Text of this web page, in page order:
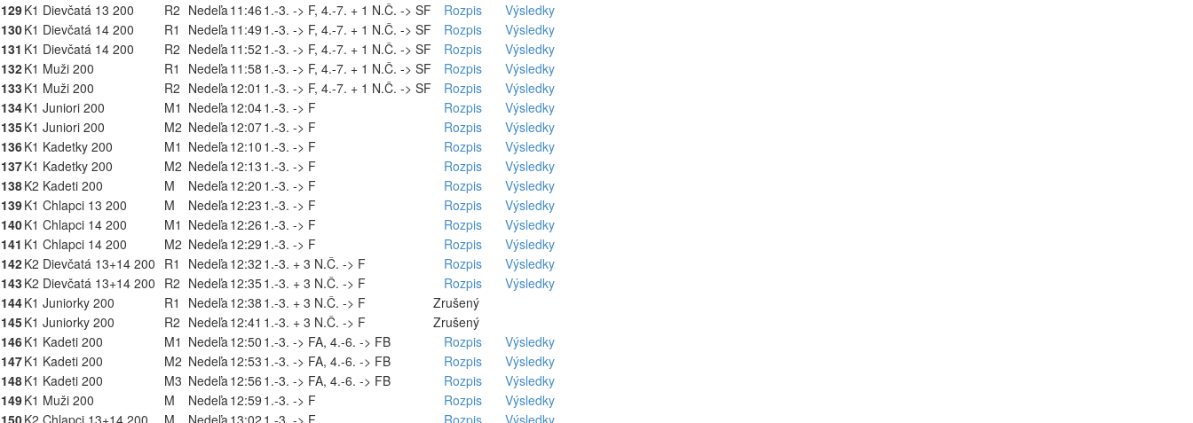
129K1 Dievčatá 13 200 R2 Nedeľa11:46 1.-3. -> F, 4.-7. + 1 N.Č. -> SF Rozpis
Výsledky
130K1 Dievčatá 14 200 R1 Nedeľa11:49 1.-3. -> F, 4.-7. + 1 N.Č. -> SF Rozpis
Výsledky
131 K1 Dievčatá 14 200 R2 Nedeľa11:52 1.-3. -> F, 4.-7. + 1 N.Č. -> SF Rozpis
Výsledky
132K1 Muži 200 R1 Nedeľa11:58 1.-3. -> F, 4.-7. + 1 N.Č. -> SF Rozpis
Výsledky
133K1 Muži 200 R2 Nedeľa12:01 1.-3. -> F, 4.-7. + 1 N.Č. -> SF Rozpis
Výsledky
134K1 Juniori 200 M1 Nedeľa12:041.-3. -> F Rozpis
Výsledky
135K1 Juniori 200 M2 Nedeľa12:071.-3. -> F Rozpis
Výsledky
136K1 Kadetky 200 M1 Nedeľa12:10 1.-3. -> F Rozpis
Výsledky
137K1 Kadetky 200 M2 Nedeľa12:13 1.-3. -> F Rozpis
Výsledky
138K2 Kadeti 200 M Nedeľa12:20 1.-3. -> F Rozpis
Výsledky
139K1 Chlapci 13 200 M Nedeľa12:23 1.-3. -> F Rozpis
Výsledky
140K1 Chlapci 14 200 M1 Nedeľa12:26 1.-3. -> F Rozpis
Výsledky
141 K1 Chlapci 14 200 M2 Nedeľa12:29 1.-3. -> F Rozpis
Výsledky
142K2 Dievčatá 13+14 200 R1 Nedeľa12:32 1.-3. + 3 N.Č. -> F Rozpis
Výsledky
143K2 Dievčatá 13+14 200 R2 Nedeľa12:351.-3. + 3 N.Č. -> F Rozpis
Výsledky
144K1 Juniorky 200 R1 Nedeľa12:38 1.-3. + 3 N.Č. -> F
Zrušený
145K1 Juniorky 200 R2 Nedeľa12:41 1.-3. + 3 N.Č. -> F
Zrušený
146K1 Kadeti 200 M1 Nedeľa12:50 1.-3. -> FA, 4.-6. -> FB Rozpis
Výsledky
147K1 Kadeti 200 M2 Nedeľa12:53 1.-3. -> FA, 4.-6. -> FB Rozpis
Výsledky
148K1 Kadeti 200 M3 Nedeľa12:56 1.-3. -> FA, 4.-6. -> FB Rozpis
Výsledky
149K1 Muži 200 M Nedeľa12:59 1.-3. -> F Rozpis
Výsledky
150K2 Chlapci 13+14 200 M Nedeľa 13:02 1.-3. -> F Rozpis Výsledky